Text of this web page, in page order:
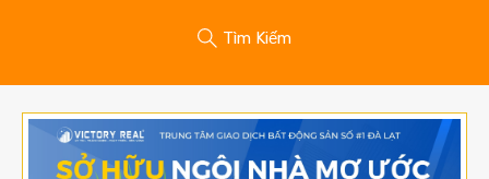
Tìm Kiếm